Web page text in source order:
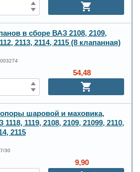
в сборе ВАЗ 2108, 2109,
2113, 2114, 2115 (8 клапанная)
54,48
шаровой и маховика,
1119, 2108, 2109, 21099, 2110,
2115
30
9,90